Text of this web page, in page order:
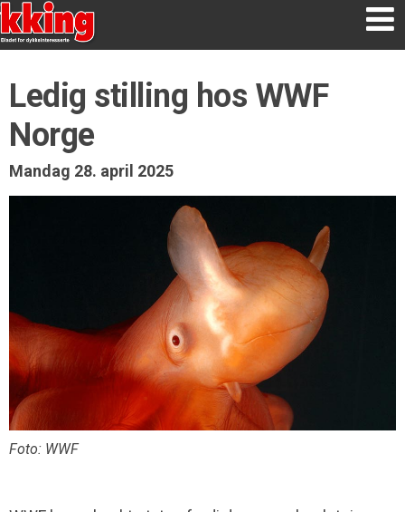
Ledig stilling hos WWF
Norge
Mandag 28. april 2025
Foto: WWF